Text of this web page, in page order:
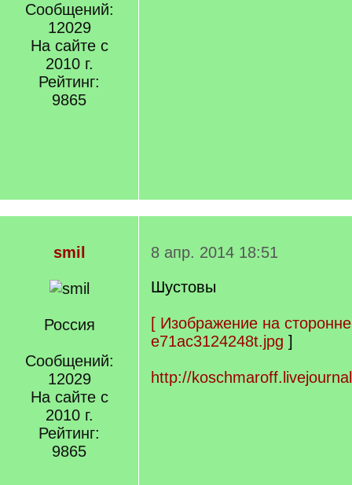
Сообщений:
12029
На сайте с
2010 г.
Рейтинг:
9865
smil
Россия
Сообщений:
12029
На сайте с
2010 г.
Рейтинг:
9865
8 апр. 2014 18:51
Шустовы
[ Изображение на
e71ac3124248t.jpg ]
http://